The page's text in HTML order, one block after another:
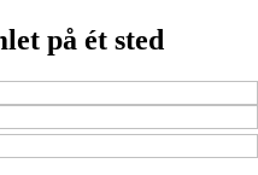
på ét sted